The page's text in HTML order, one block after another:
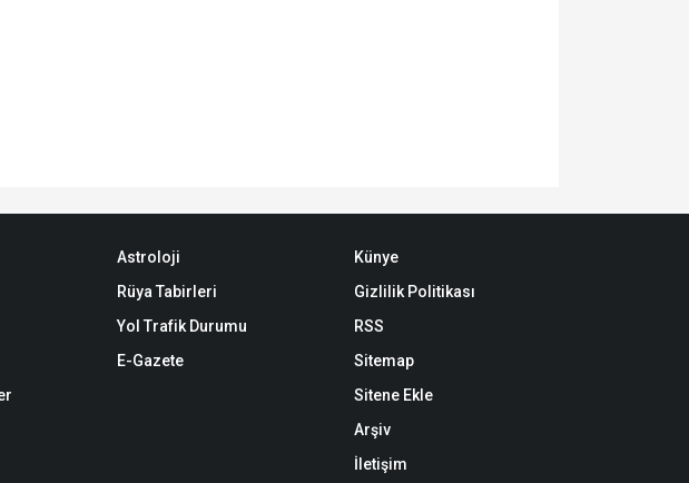
Astroloji
Rüya Tabirleri
Yol Trafik Durumu
E-Gazete
Künye
Gizlilik Politikası
RSS
Sitemap
Sitene Ekle
Arşiv
İletişim